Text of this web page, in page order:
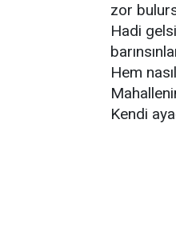
zor
Hadi
Hem
Kendi